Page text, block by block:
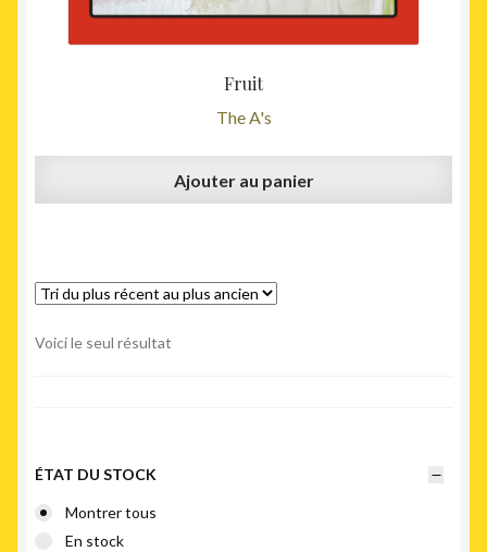
Fruit
The A's
Ajouter au panier
Voici le seul résultat
ÉTAT DU STOCK
Montrer tous
En stock